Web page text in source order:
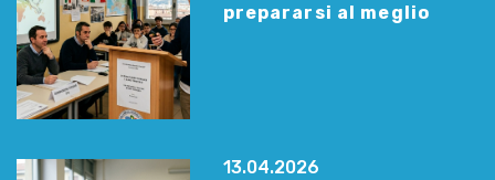
prepararsi al meglio
13.04.2026